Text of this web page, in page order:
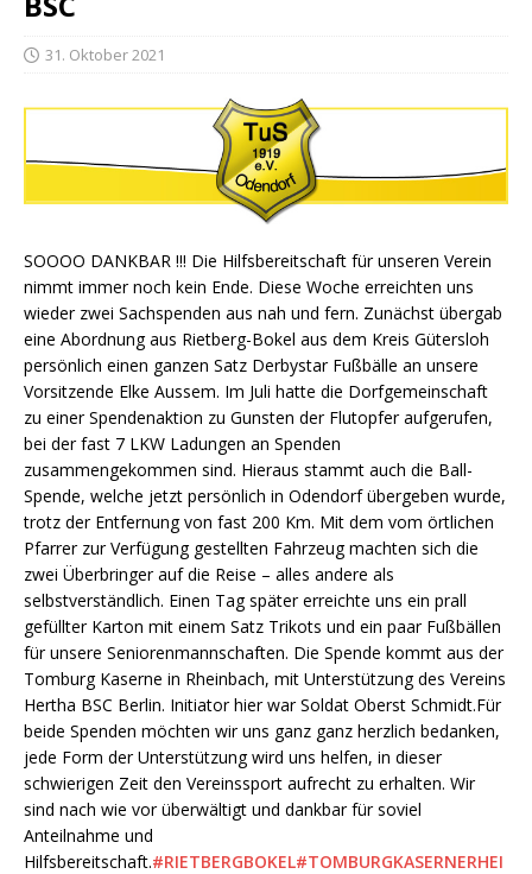
31. Oktober 2021
SOOOO DANKBAR !!! Die Hilfsbereitschaft für unseren Verein
nimmt immer noch kein Ende. Diese Woche erreichten uns
wieder zwei Sachspenden aus nah und fern. Zunächst übergab
eine Abordnung aus Rietberg-Bokel aus dem Kreis Gütersloh
persönlich einen ganzen Satz Derbystar Fußbälle an unsere
Vorsitzende Elke Aussem. Im Juli hatte die Dorfgemeinschaft
zu einer Spendenaktion zu Gunsten der Flutopfer aufgerufen,
bei der fast 7 LKW Ladungen an Spenden
zusammengekommen sind. Hieraus stammt auch die Ball-
Spende, welche jetzt persönlich in Odendorf übergeben wurde,
trotz der Entfernung von fast 200 Km. Mit dem vom örtlichen
Pfarrer zur Verfügung gestellten Fahrzeug machten sich die
zwei Überbringer auf die Reise – alles andere als
selbstverständlich. Einen Tag später erreichte uns ein prall
gefüllter Karton mit einem Satz Trikots und ein paar Fußbällen
für unsere Seniorenmannschaften. Die Spende kommt aus der
Tomburg Kaserne in Rheinbach, mit Unterstützung des Vereins
Hertha BSC Berlin. Initiator hier war Soldat Oberst Schmidt.Für
beide Spenden möchten wir uns ganz ganz herzlich bedanken,
jede Form der Unterstützung wird uns helfen, in dieser
schwierigen Zeit den Vereinssport aufrecht zu erhalten. Wir
sind nach wie vor überwältigt und dankbar für soviel
Anteilnahme und
Hilfsbereitschaft.#RIETBERGBOKEL#TOMBURGKASERNERHEI